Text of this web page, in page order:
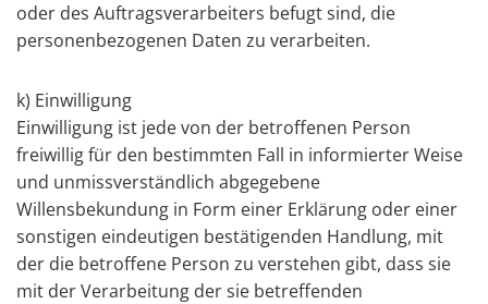
oder des Auftragsverarbeiters befugt sind, die
personenbezogenen Daten zu verarbeiten.
k) Einwilligung
Einwilligung ist jede von der betroffenen Person
freiwillig für den bestimmten Fall in informierter Weise
und unmissverständlich abgegebene
Willensbekundung in Form einer Erklärung oder einer
sonstigen eindeutigen bestätigenden Handlung, mit
der die betroffene Person zu verstehen gibt, dass sie
mit der Verarbeitung der sie betreffenden